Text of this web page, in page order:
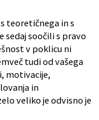
teoretičnega in s
sedaj soočili s pravo
v poklicu ni
tudi od vašega
motivacije,
in
veliko je odvisno je